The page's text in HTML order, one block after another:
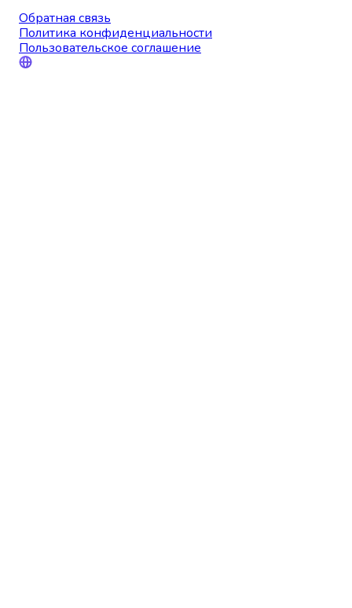
Обратная связь
Политика конфиденциальности
Пользовательское соглашение